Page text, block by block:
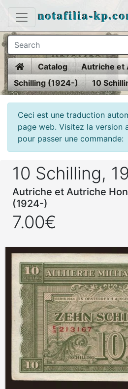
notafilia-
HomeCatalog
Autriche et
Schilling (1924-)
10
Ceci est une traduction
page web. Visitez la version
pour passer une commande:
10 Schilling,
Autriche et Autriche
(1924-)
7.00€